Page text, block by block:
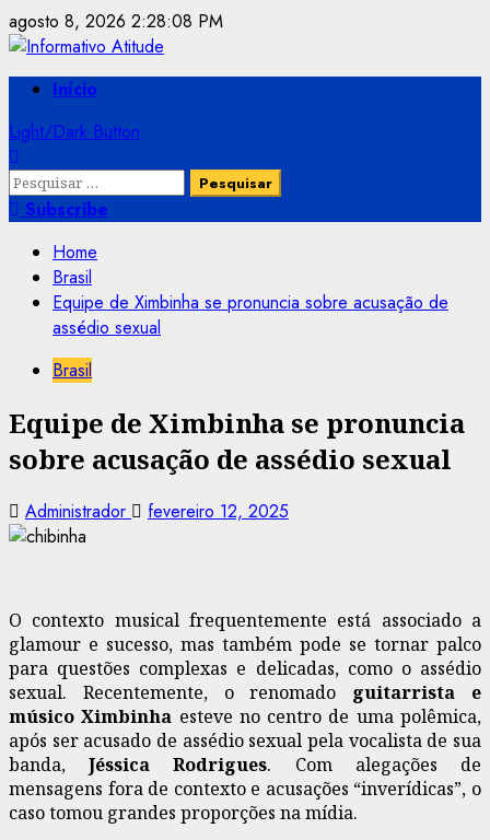
Skip
to
content
agosto 8, 2026 2:28:08 PM
PrimaryInício
Light/Dark Button
Pesquisar
por:Subscribe
Home
Brasil
Equipe de Ximbinha se pronuncia sobre acusação de
assédio sexual
Brasil
Equipe de Ximbinha se pronuncia
sobre acusação de assédio sexual
Administrador fevereiro 12, 2025
O contexto musical frequentemente está associado a
glamour e sucesso, mas também pode se tornar palco
para questões complexas e delicadas, como o assédio
sexual. Recentemente, o renomado guitarrista e
músico Ximbinha esteve no centro de uma polêmica,
após ser acusado de assédio sexual pela vocalista de sua
banda,Jéssica Rodrigues. Com alegações de
mensagens fora de contexto e acusações “inverídicas”, o
caso tomou grandes proporções na mídia.